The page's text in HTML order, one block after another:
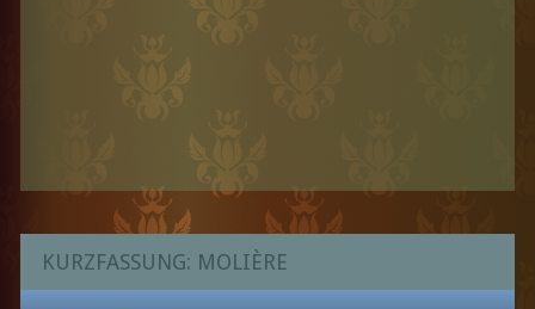
KURZFASSUNG: MOLIÈRE